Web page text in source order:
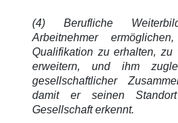
(4) Berufliche
Arbeitnehmer
Qualifikation zu erhalten, zu
erweitern, und ihm
gesellschaftlicher
damit er seinen
Gesellschaft erkennt.